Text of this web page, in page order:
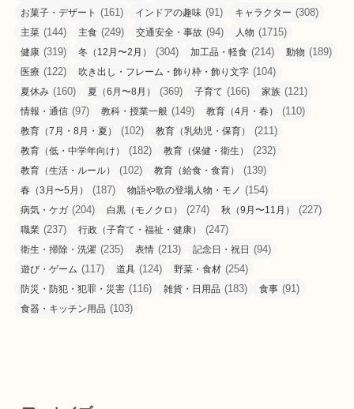
お菓子・デザート (161) インドアの趣味 (91) キャラクター (308)
主菜 (144) 主食 (249) 交通安全・事故 (94) 人物 (1715)
健康 (319) 冬（12月〜2月） (304) 加工品・軽食 (214) 動物 (189)
医療 (122) 吹き出し・フレーム・飾り枠・飾り文字 (104)
夏休み (160) 夏（6月〜8月） (369) 子育て (166) 家族 (121)
情報・通信 (97) 教科・授業一般 (149) 教育（4月・春） (110)
教育（7月・8月・夏） (102) 教育（乳幼児・保育） (211)
教育（低・中学年向け） (182) 教育（保健・衛生） (232)
教育（生活・ルール） (102) 教育（給食・食育） (139)
春（3月〜5月） (187) 物語や歌の登場人物・モノ (154)
病気・ケガ (204) 白黒（モノクロ） (274) 秋（9月〜11月） (227)
職業 (237) 行政（子育て・福祉・健康） (247)
衛生・掃除・洗濯 (235) 表情 (213) 記念日・祝日 (94)
遊び・ゲーム (117) 道具 (124) 野菜・食材 (254)
防災・防犯・犯罪・災害 (116) 雑貨・日用品 (183) 食事 (91)
食器・キッチン用品 (103)